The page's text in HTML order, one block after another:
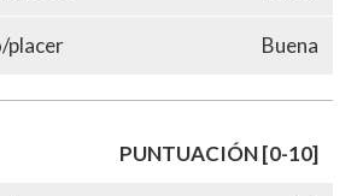
placer Buena
PUNTUACIÓN [0-10]